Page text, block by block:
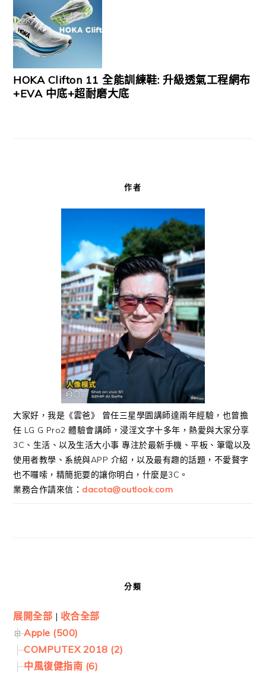
HOKA Clifton 11 全能訓練鞋: 升級透氣工程網布
+EVA 中底+超耐磨大底
作者
大家好，我是《雲爸》 曾任三星學園講師達兩年經驗，也曾擔
任 LG G Pro2 體驗會講師，浸淫文字十多年，熱愛與大家分享
3C、生活、以及生活大小事 專注於最新手機、平板、筆電以及
使用者教學、系統與APP 介紹，以及最有趣的話題，不愛贅字
也不囉嗦，精簡扼要的讓你明白，什麼是3C。
業務合作請來信： dacota@outlook.com
分類
展開全部 | 收合全部
Apple (500)
COMPUTEX 2018 (2)
中風復健指南 (6)